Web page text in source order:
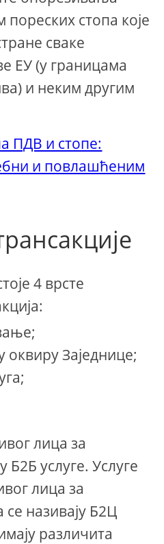
пореских стопа које
сваке
ЕУ (у границама
и неким другим
ПДВ и стопе:
и повлашћеним
4 врсте
оквиру Заједнице;
лица за
Б2Б услуге. Услуге
лица за
називају Б2Ц
различита